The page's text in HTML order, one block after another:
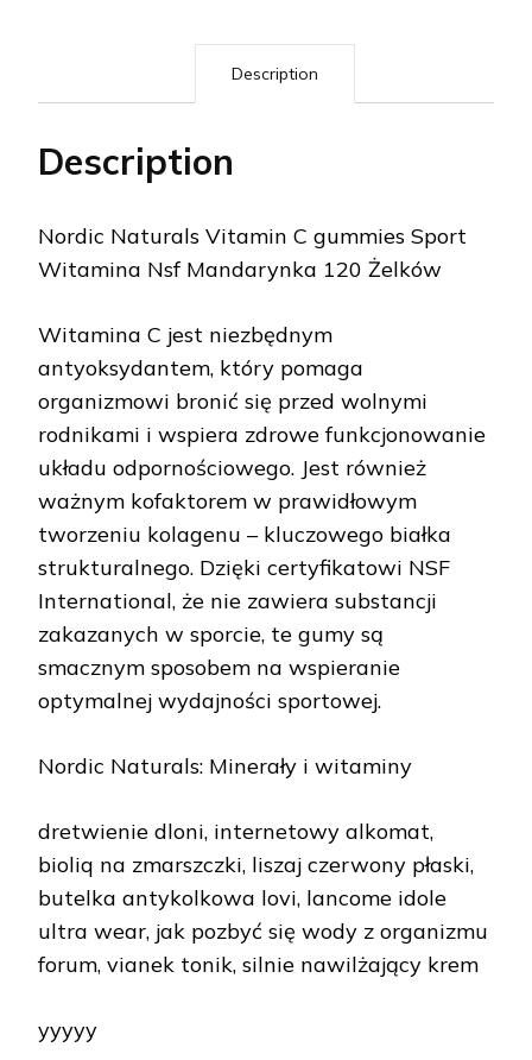
Description
Description
Nordic Naturals Vitamin C gummies Sport
Witamina Nsf Mandarynka 120 Żelków
Witamina C jest niezbędnym
antyoksydantem, który pomaga
organizmowi bronić się przed wolnymi
rodnikami i wspiera zdrowe funkcjonowanie
układu odpornościowego. Jest również
ważnym kofaktorem w prawidłowym
tworzeniu kolagenu – kluczowego białka
strukturalnego. Dzięki certyfikatowi NSF
International, że nie zawiera substancji
zakazanych w sporcie, te gumy są
smacznym sposobem na wspieranie
optymalnej wydajności sportowej.
Nordic Naturals: Minerały i witaminy
dretwienie dloni, internetowy alkomat,
bioliq na zmarszczki, liszaj czerwony płaski,
butelka antykolkowa lovi, lancome idole
ultra wear, jak pozbyć się wody z organizmu
forum, vianek tonik, silnie nawilżający krem
yyyyy